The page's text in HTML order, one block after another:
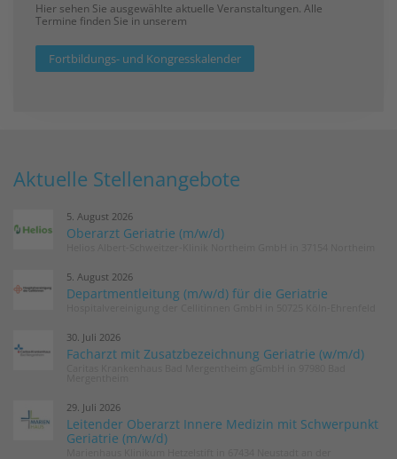
Hier sehen Sie ausgewählte aktuelle Veranstaltungen. Alle
Termine finden Sie in unserem
Fortbildungs- und Kongresskalender
Aktuelle Stellenangebote
5. August 2026
Oberarzt Geriatrie (m/w/d)
5. August 2026
Departmentleitung (m/w/d) für die Geriatrie
30. Juli 2026
Facharzt mit Zusatzbezeichnung Geriatrie (w/m/d)
29. Juli 2026
Leitender Oberarzt Innere Medizin mit Schwerpunkt
Geriatrie (m/w/d)